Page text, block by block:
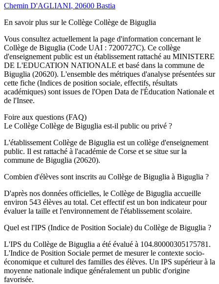
Chemin D'AGLIANI, 20600 Bastia
En savoir plus sur le Collège Collège de Biguglia
Vous consultez actuellement la page d'information concernant le
Collège de Biguglia (Code UAI : 7200727C). Ce collège
d'enseignement public est un établissement rattaché au MINISTERE
DE L'EDUCATION NATIONALE et basé dans la commune de
Biguglia (20620). L'ensemble des métriques d'analyse présentées sur
cette fiche (Indices de position sociale, effectifs, résultats
académiques) sont issues de l'Open Data de l'Éducation Nationale et
de l'Insee.
Foire aux questions (FAQ)
Le Collège Collège de Biguglia est-il public ou privé ?
L'établissement Collège de Biguglia est un collège d'enseignement
public. Il est rattaché à l'académie de Corse et se situe sur la
commune de Biguglia (20620).
Combien d'élèves sont inscrits au Collège de Biguglia à Biguglia ?
D'après nos données officielles, le Collège de Biguglia accueille
environ 543 élèves au total. Cet effectif est un bon indicateur pour
évaluer la taille et l'environnement de l'établissement scolaire.
Quel est l'IPS (Indice de Position Sociale) du Collège de Biguglia ?
L'IPS du Collège de Biguglia a été évalué à 104.80000305175781.
L'Indice de Position Sociale permet de mesurer le contexte socio-
économique et culturel des familles des élèves. Un IPS supérieur à la
moyenne nationale indique généralement un public d'origine
favorisée.